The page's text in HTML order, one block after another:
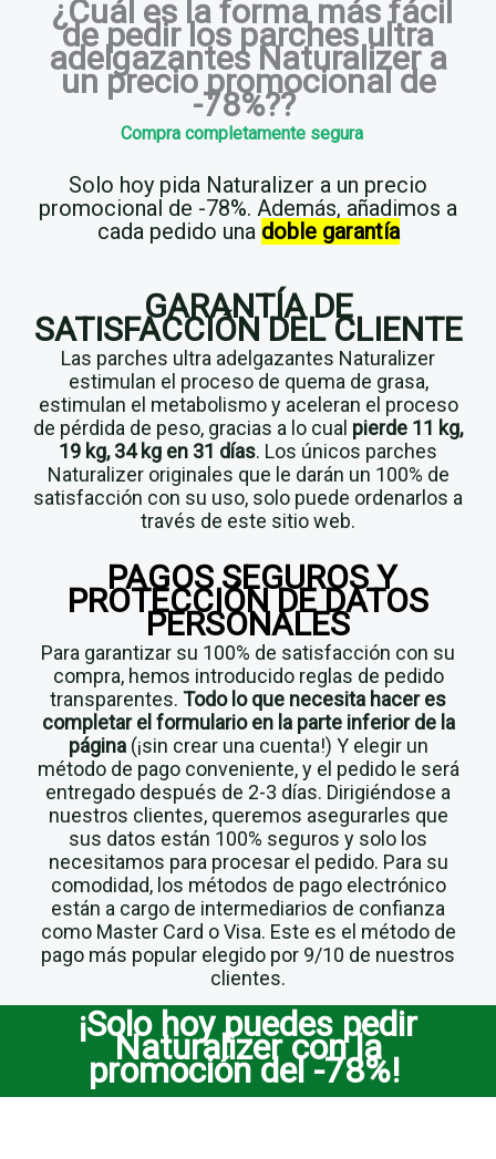
¿Cuál es la forma más fácil
de pedir los parches ultra
adelgazantes Naturalizer a
un precio promocional de
-78%??
Compra completamente segura
Solo hoy pida Naturalizer a un precio
promocional de -78%. Además, añadimos a
cada pedido una doble garantía
GARANTÍA DE
SATISFACCIÓN DEL CLIENTE
Las parches ultra adelgazantes Naturalizer
estimulan el proceso de quema de grasa,
estimulan el metabolismo y aceleran el proceso
de pérdida de peso, gracias a lo cual pierde 11 kg,
19 kg, 34 kg en 31 días. Los únicos parches
Naturalizer originales que le darán un 100% de
satisfacción con su uso, solo puede ordenarlos a
través de este sitio web.
PAGOS SEGUROS Y
PROTECCIÓN DE DATOS
PERSONALES
Para garantizar su 100% de satisfacción con su
compra, hemos introducido reglas de pedido
transparentes. Todo lo que necesita hacer es
completar el formulario en la parte inferior de la
página(¡sin crear una cuenta!) Y elegir un
método de pago conveniente, y el pedido le será
entregado después de 2-3 días. Dirigiéndose a
nuestros clientes, queremos asegurarles que
sus datos están 100% seguros y solo los
necesitamos para procesar el pedido. Para su
comodidad, los métodos de pago electrónico
están a cargo de intermediarios de confianza
como Master Card o Visa. Este es el método de
pago más popular elegido por 9/10 de nuestros
clientes.
¡Solo hoy puedes pedir
Naturalizer con la
promoción del -78%!